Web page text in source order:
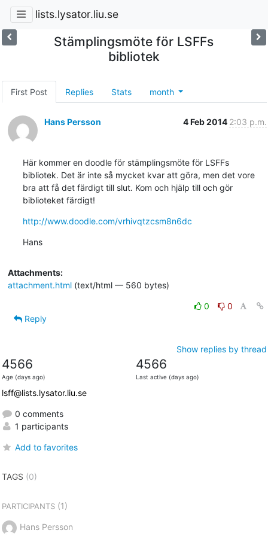
lists.lysator.liu.se
Stämplingsmöte för LSFFs
bibliotek
First Post Replies Stats month
Hans Persson 4 Feb 2014 2:03 p.m.
Här kommer en doodle för stämplingsmöte för LSFFs
bibliotek. Det är inte så mycket kvar att göra, men det vore
bra att få det färdigt till slut. Kom och hjälp till och gör
biblioteket färdigt!
http://www.doodle.com/vrhivqtzcsm8n6dc
Hans
Attachments:
attachment.html(text/html — 560 bytes)
0
0
Reply
Show replies by thread
4566
Age (days ago)
4566
Last active (days ago)
lsff@lists.lysator.liu.se
0 comments
1 participants
Add to favorites
TAGS (0)
PARTICIPANTS(1)
Hans Persson